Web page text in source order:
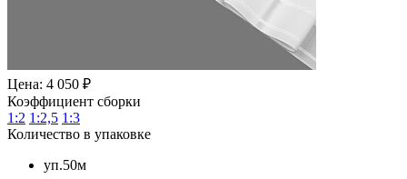
Цена: 4 050 ₽
Коэффициент сборки
1:2 1:2,5 1:3
Количество в упаковке
уп.50м